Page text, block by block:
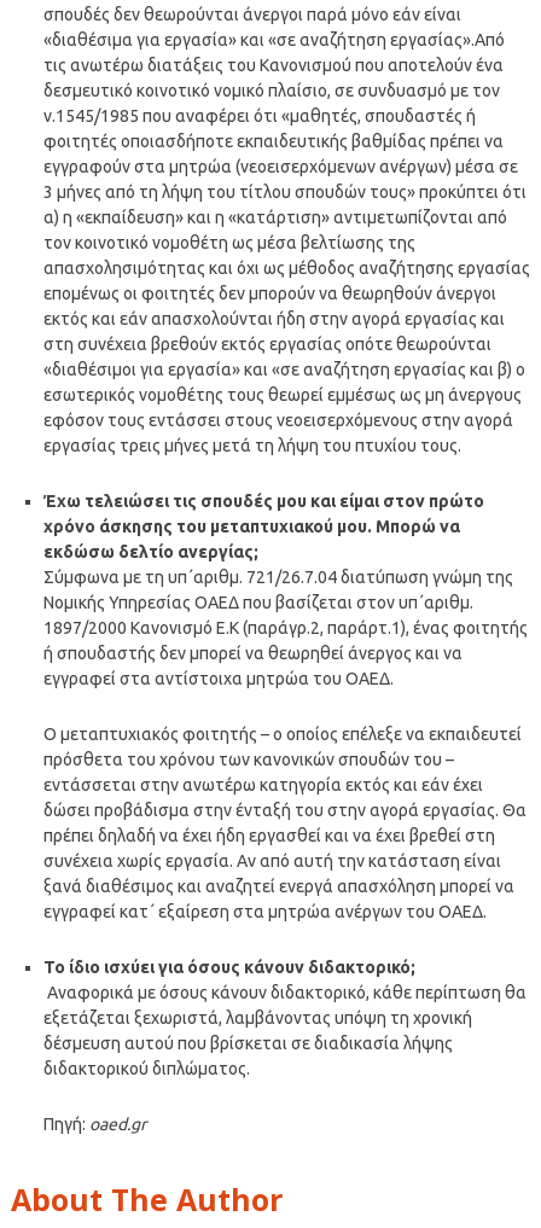
σπουδές δεν θεωρούνται άνεργοι παρά μόνο εάν είναι
«διαθέσιμα για εργασία» και «σε αναζήτηση εργασίας».Από
τις ανωτέρω διατάξεις του Κανονισμού που αποτελούν ένα
δεσμευτικό κοινοτικό νομικό πλαίσιο, σε συνδυασμό με τον
ν.1545/1985 που αναφέρει ότι «μαθητές, σπουδαστές ή
φοιτητές οποιασδήποτε εκπαιδευτικής βαθμίδας πρέπει να
εγγραφούν στα μητρώα (νεοεισερχόμενων ανέργων) μέσα σε
3 μήνες από τη λήψη του τίτλου σπουδών τους» προκύπτει ότι
α) η «εκπαίδευση» και η «κατάρτιση» αντιμετωπίζονται από
τον κοινοτικό νομοθέτη ως μέσα βελτίωσης της
απασχολησιμότητας και όχι ως μέθοδος αναζήτησης εργασίας
επομένως οι φοιτητές δεν μπορούν να θεωρηθούν άνεργοι
εκτός και εάν απασχολούνται ήδη στην αγορά εργασίας και
στη συνέχεια βρεθούν εκτός εργασίας οπότε θεωρούνται
«διαθέσιμοι για εργασία» και «σε αναζήτηση εργασίας και β) ο
εσωτερικός νομοθέτης τους θεωρεί εμμέσως ως μη άνεργους
εφόσον τους εντάσσει στους νεοεισερχόμενους στην αγορά
εργασίας τρεις μήνες μετά τη λήψη του πτυχίου τους.
Έχω τελειώσει τις σπουδές μου και είμαι στον πρώτο
χρόνο άσκησης του μεταπτυχιακού μου. Μπορώ να
εκδώσω δελτίο ανεργίας;
Σύμφωνα με τη υπ΄αριθμ. 721/26.7.04 διατύπωση γνώμη της
Νομικής Υπηρεσίας ΟΑΕΔ που βασίζεται στον υπ΄αριθμ.
1897/2000 Κανονισμό Ε.Κ (παράγρ.2, παράρτ.1), ένας φοιτητής
ή σπουδαστής δεν μπορεί να θεωρηθεί άνεργος και να
εγγραφεί στα αντίστοιχα μητρώα του ΟΑΕΔ.
Ο μεταπτυχιακός φοιτητής – ο οποίος επέλεξε να εκπαιδευτεί
πρόσθετα του χρόνου των κανονικών σπουδών του –
εντάσσεται στην ανωτέρω κατηγορία εκτός και εάν έχει
δώσει προβάδισμα στην ένταξή του στην αγορά εργασίας. Θα
πρέπει δηλαδή να έχει ήδη εργασθεί και να έχει βρεθεί στη
συνέχεια χωρίς εργασία. Αν από αυτή την κατάσταση είναι
ξανά διαθέσιμος και αναζητεί ενεργά απασχόληση μπορεί να
εγγραφεί κατ΄ εξαίρεση στα μητρώα ανέργων του ΟΑΕΔ.
Το ίδιο ισχύει για όσους κάνουν διδακτορικό;
Αναφορικά με όσους κάνουν διδακτορικό, κάθε περίπτωση θα
εξετάζεται ξεχωριστά, λαμβάνοντας υπόψη τη χρονική
δέσμευση αυτού που βρίσκεται σε διαδικασία λήψης
διδακτορικού διπλώματος.
Πηγή: oaed.gr
About The Author